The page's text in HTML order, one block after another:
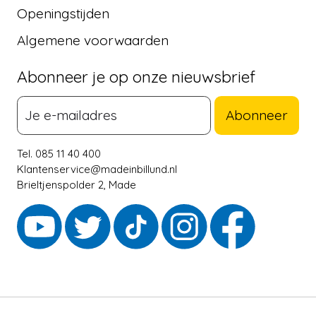
Openingstijden
Algemene voorwaarden
Abonneer je op onze nieuwsbrief
Abonneer
Tel. 085 11 40 400
Klantenservice@madeinbillund.nl
Brieltjenspolder 2, Made